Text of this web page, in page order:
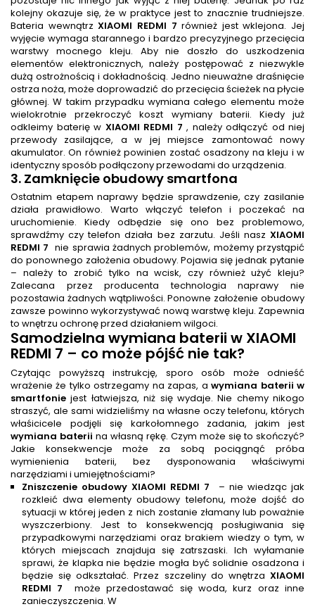
kolejny okazuje się, że w praktyce jest to znacznie trudniejsze.
Bateria wewnątrzXIAOMI REDMI 7również jest wklejona. Jej
wyjęcie wymaga starannego i bardzo precyzyjnego przecięcia
warstwy mocnego kleju. Aby nie doszło do uszkodzenia
elementów elektronicznych, należy postępować z niezwykle
dużą ostrożnością i dokładnością. Jedno nieuważne draśnięcie
ostrza noża, może doprowadzić do przecięcia ścieżek na płycie
głównej. W takim przypadku wymiana całego elementu może
wielokrotnie przekroczyć koszt wymiany baterii. Kiedy już
odkleimy baterię w XIAOMI REDMI 7 , należy odłączyć od niej
przewody zasilające, a w jej miejsce zamontować nowy
akumulator. On również powinien zostać osadzony na kleju i w
identyczny sposób podłączony przewodami do urządzenia.
3. Zamknięcie obudowy smartfona
Ostatnim etapem naprawy będzie sprawdzenie, czy zasilanie
działa prawidłowo. Warto włączyć telefon i poczekać na
uruchomienie. Kiedy odbędzie się ono bez problemowo,
sprawdźmy czy telefon działa bez zarzutu. Jeśli nasz XIAOMI
REDMI 7 nie sprawia żadnych problemów, możemy przystąpić
do ponownego założenia obudowy. Pojawia się jednak pytanie
– należy to zrobić tylko na wcisk, czy również użyć kleju?
Zalecana przez producenta technologia naprawy nie
pozostawia żadnych wątpliwości. Ponowne założenie obudowy
zawsze powinno wykorzystywać nową warstwę kleju. Zapewnia
to wnętrzu ochronę przed działaniem wilgoci.
Samodzielna wymiana baterii w XIAOMI
REDMI 7 – co może pójść nie tak?
Czytając powyższą instrukcję, sporo osób może odnieść
wrażenie że tylko ostrzegamy na zapas, awymiana baterii w
smartfonie jest łatwiejsza, niż się wydaje. Nie chemy nikogo
straszyć, ale sami widzieliśmy na własne oczy telefonu, których
właśicicele podjęli się karkołomnego zadania, jakim jest
wymiana baterii na własną rękę. Czym może się to skończyć?
Jakie konsekwencje może za sobą pociągnąć próba
wymienienia baterii, bez dysponowania właściwymi
narzędziami i umiejętnościami?
Zniszczenie obudowy XIAOMI REDMI 7
– nie wiedząc jak
rozkleić dwa elementy obudowy telefonu, może dojść do
sytuacji w której jeden z nich zostanie złamany lub poważnie
wyszczerbiony. Jest to konsekwencją posługiwania się
przypadkowymi narzędziami oraz brakiem wiedzy o tym, w
których miejscach znajduja się zatrszaski. Ich wyłamanie
sprawi, że klapka nie będzie mogła być solidnie osadzona i
będzie się odkształać. Przez szczeliny do wnętrza XIAOMI
REDMI 7
może przedostawać się woda, kurz oraz inne
zanieczyszczenia. W